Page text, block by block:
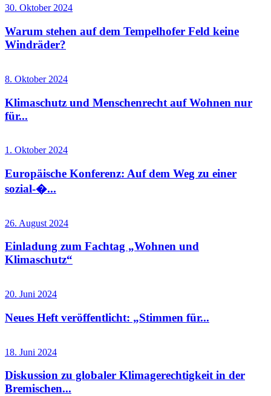
30. Oktober 2024
Warum stehen auf dem Tempelhofer Feld keine
Windräder?
8. Oktober 2024
Klimaschutz und Menschenrecht auf Wohnen nur
für...
1. Oktober 2024
Europäische Konferenz: Auf dem Weg zu einer
sozial-�...
26. August 2024
Einladung zum Fachtag „Wohnen und
Klimaschutz“
20. Juni 2024
Neues Heft veröffentlicht: „Stimmen für...
18. Juni 2024
Diskussion zu globaler Klimagerechtigkeit in der
Bremischen...